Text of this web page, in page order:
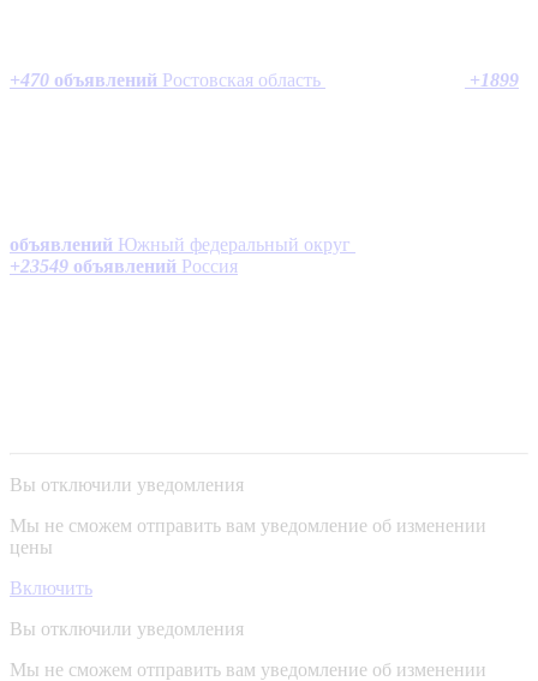
+470 объявлений Ростовская область +1899
объявлений Южный федеральный округ
+23549 объявлений Россия
Вы отключили уведомления
Мы не сможем отправить вам уведомление об изменении
цены
Включить
Вы отключили уведомления
Мы не сможем отправить вам уведомление об изменении